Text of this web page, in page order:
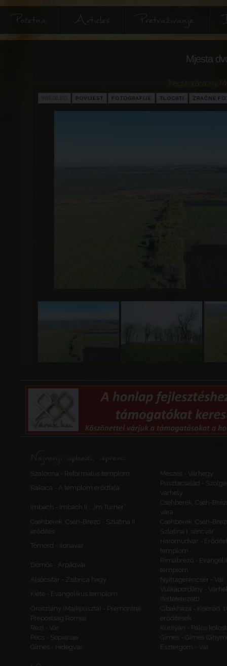
Početna Articles Pretraživanje
Mjesta
POVIJEST FOTOGRAFIJE TLOCRTI ZRAČNE
Najnoviji uploadi, ispravci
Szalonna - Református templom
Meszes - Várhegy
Rakaca - A templom erődfala
Pusztacsalád -
várhely
Imbach - Imbach II., „Im Turner”
Csehberek, Cseh-
vára
Csehberek, Cseh-Brézó - Szlatina II.
erődítés
Csehberek, Cseh-
Szlatina I. sáncvár
Tömörd - Ilonavár
Háromudvar -
templom
Dömös - Árpádvár
Rimabrézó -
templom
Alsócsitár - Zsibrica hegy
Nyitragerencsér - Vár
Kiéte - Evangélikus templom
Vulkapordány -
(feltételezett)
Oroszlány (Majkpuszta) - Premontrei
Prépostság Romjai
Cibakháza - Kiserőd,
erődítések
Rezi - Vár
Kurityán - Pálos
Pécs - Sopianae
Gímes - Gímes
Gímes - Hidegvár
Esztergom - Vár